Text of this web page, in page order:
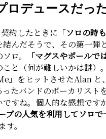
ロデュースだっ
約したときに「ソロの時
結んだそうで、その第一弾
ロ。
「マグスやポールで
と（何が難しいかは謎）
』をヒットさせたAlan と
たバンドのボーカリスト
すね。個人的な感想です
プの人気を利用してソロで
。